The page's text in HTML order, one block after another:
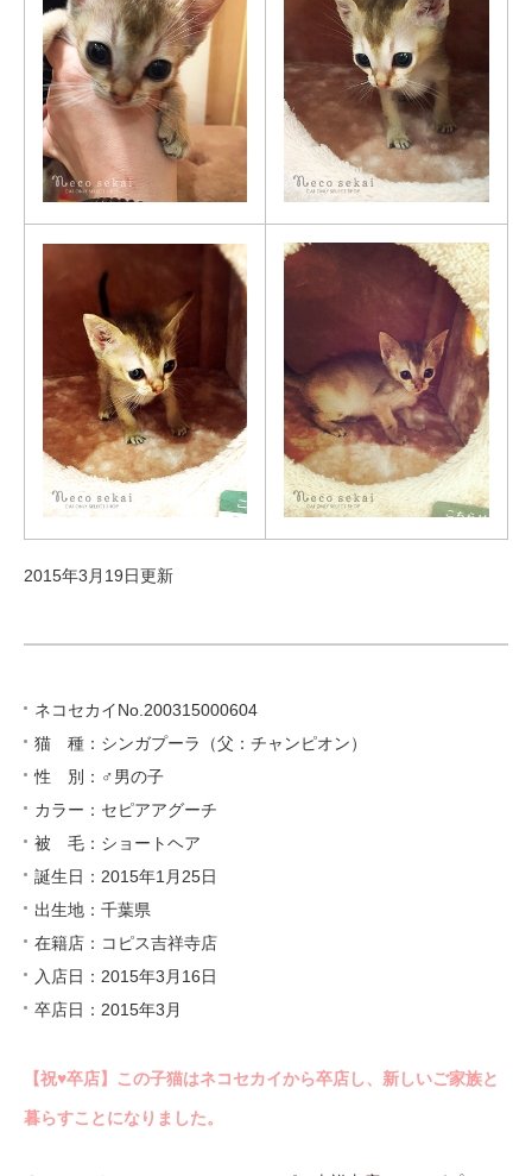
2015年3月19日更新
ネコセカイNo.200315000604
猫 種：シンガプーラ（父：チャンピオン）
性 別：♂男の子
カラー：セピアアグーチ
被 毛：ショートヘア
誕生日：2015年1月25日
出生地：千葉県
在籍店：コピス吉祥寺店
入店日：2015年3月16日
卒店日：2015年3月
【祝♥︎卒店】この子猫はネコセカイから卒店し、新しいご家族と
暮らすことになりました。